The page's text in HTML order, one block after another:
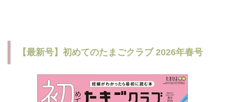
【最新号】初めてのたまごクラブ 2026年春号